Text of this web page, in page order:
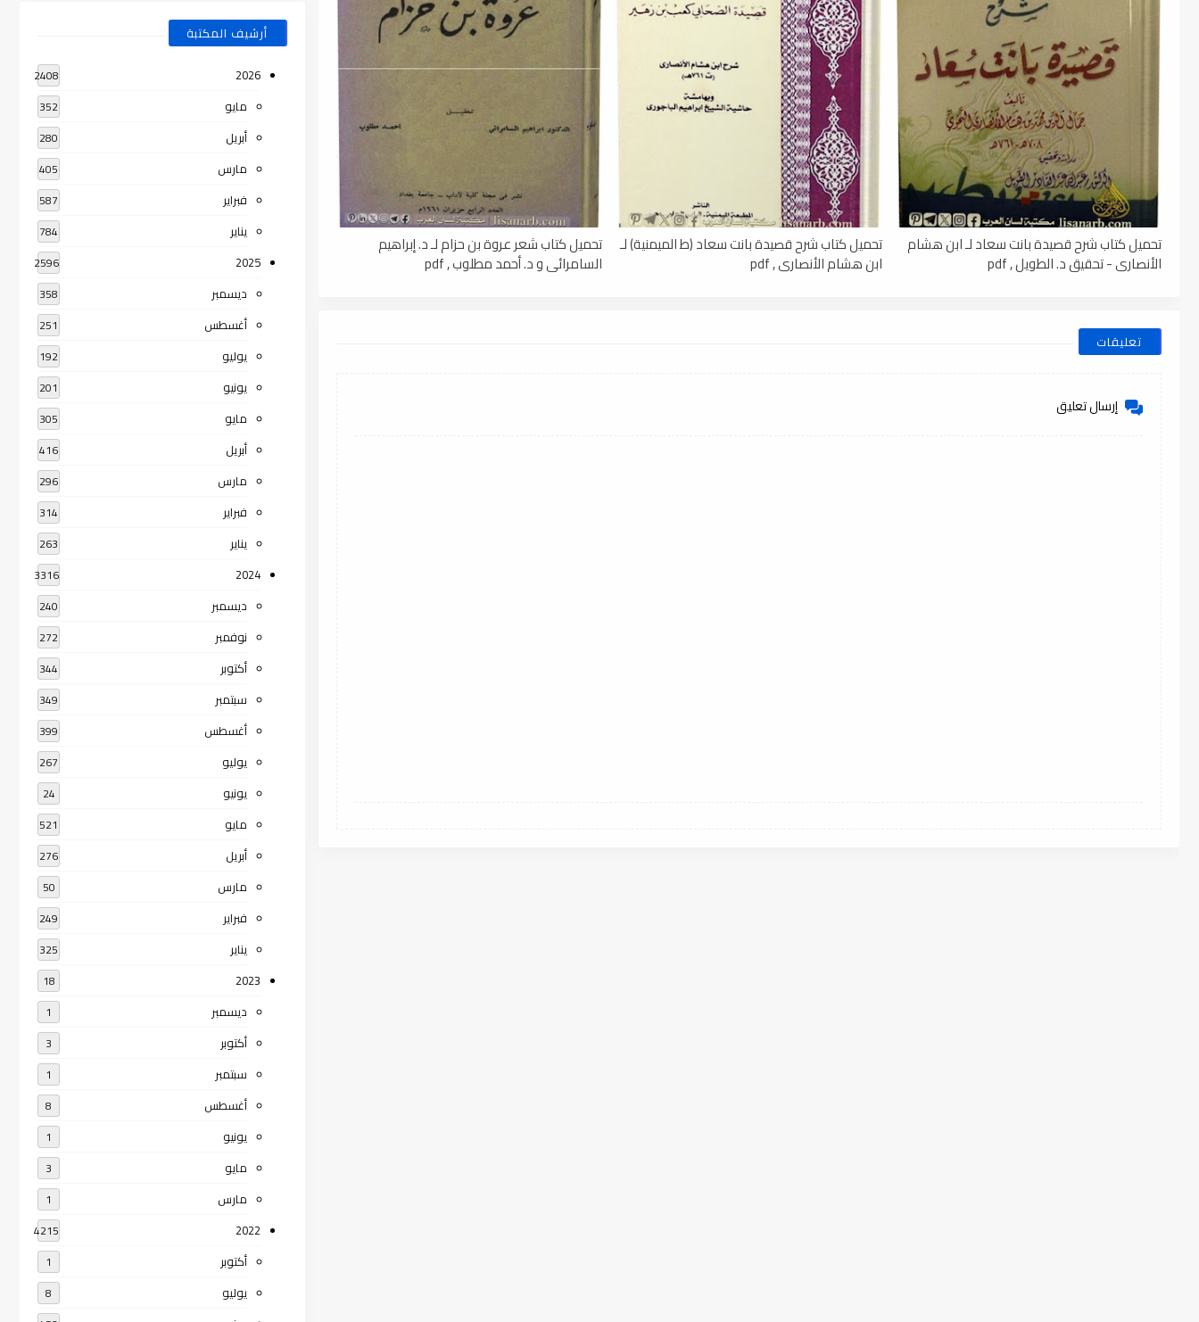
تحميل كتاب شرح قصيدة بانت سعاد لـ ابن هشام
الأنصاري - تحقيق د. الطويل , pdf
تحميل كتاب شرح قصيدة بانت سعاد (ط الميمنية) لـ
ابن هشام الأنصاري , pdf
تحميل كتاب شعر عروة بن حزام لـ د. إبراهيم
السامرائي و د. أحمد مطلوب , pdf
تعليقات
إرسال تعليق
أرشيف المكتبة
2026
2408
مايو 352
أبريل 280
مارس 405
فبراير 587
يناير 784
2025
2596
ديسمبر 358
أغسطس 251
يوليو 192
يونيو 201
مايو 305
أبريل 416
مارس 296
فبراير 314
يناير 263
2024
3316
ديسمبر 240
نوفمبر 272
أكتوبر 344
سبتمبر 349
أغسطس 399
يوليو 267
يونيو 24
مايو 521
أبريل 276
مارس 50
فبراير 249
يناير 325
2023
18
ديسمبر 1
أكتوبر 3
سبتمبر 1
أغسطس 8
يونيو 1
مايو 3
مارس 1
2022
4215
أكتوبر 1
يوليو 8